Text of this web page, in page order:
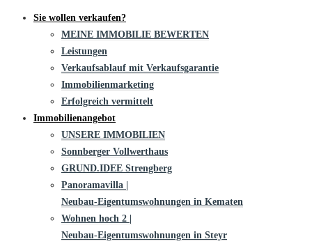
Sie wollen verkaufen?
MEINE IMMOBILIE BEWERTEN
Leistungen
Verkaufsablauf mit Verkaufsgarantie
Immobilienmarketing
Erfolgreich vermittelt
Immobilienangebot
UNSERE IMMOBILIEN
Sonnberger Vollwerthaus
GRUND.IDEE Strengberg
Panoramavilla |
Neubau-Eigentums­­wohnungen in Kematen
Wohnen hoch 2 |
Neubau-Eigentumswohnungen in Steyr